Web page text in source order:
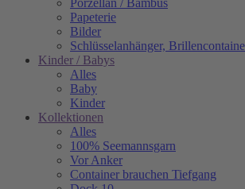
Porzellan / Bambus
Papeterie
Bilder
Schlüsselanhänger,
Kinder / Babys
Alles
Baby
Kinder
Kollektionen
Alles
100% Seemannsgarn
Vor Anker
Container brauchen Tiefgang